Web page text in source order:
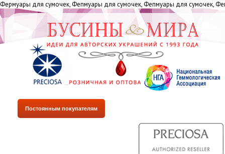
Фермуары для сумочек, Фепмуары для сумочек, Фепмуары для сумочек,
Постоянным покупателям